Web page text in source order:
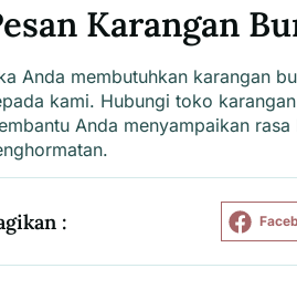
Karangan
Anda membutuhkan karangan
kami. Hubungi toko
Anda menyampaikan
: